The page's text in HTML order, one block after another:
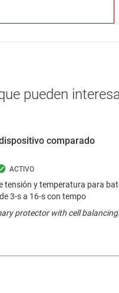
pueden
comparado
tensión y temperatura para
3-s a 16-s con tempo
protector with cell balancing.